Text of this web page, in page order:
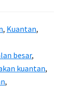
, Kuantan,
besar,
kuantan,
,